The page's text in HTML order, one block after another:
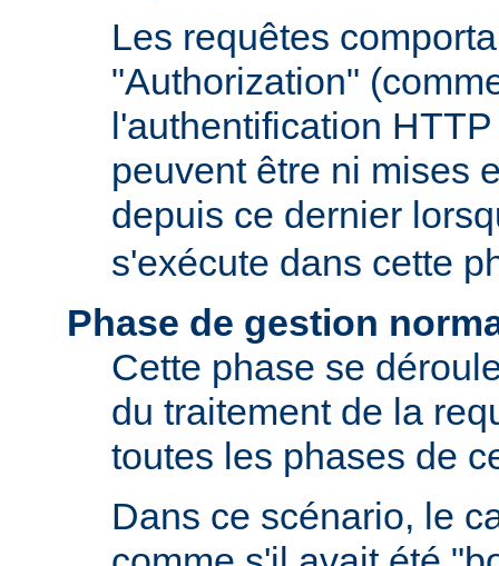
Les requêtes
"Authorization"
l'authentification
peuvent être ni mises
depuis ce dernier
s'exécute dans cette
Phase de gestion
Cette phase se
du traitement de la
toutes les phases de
Dans ce scénario, le